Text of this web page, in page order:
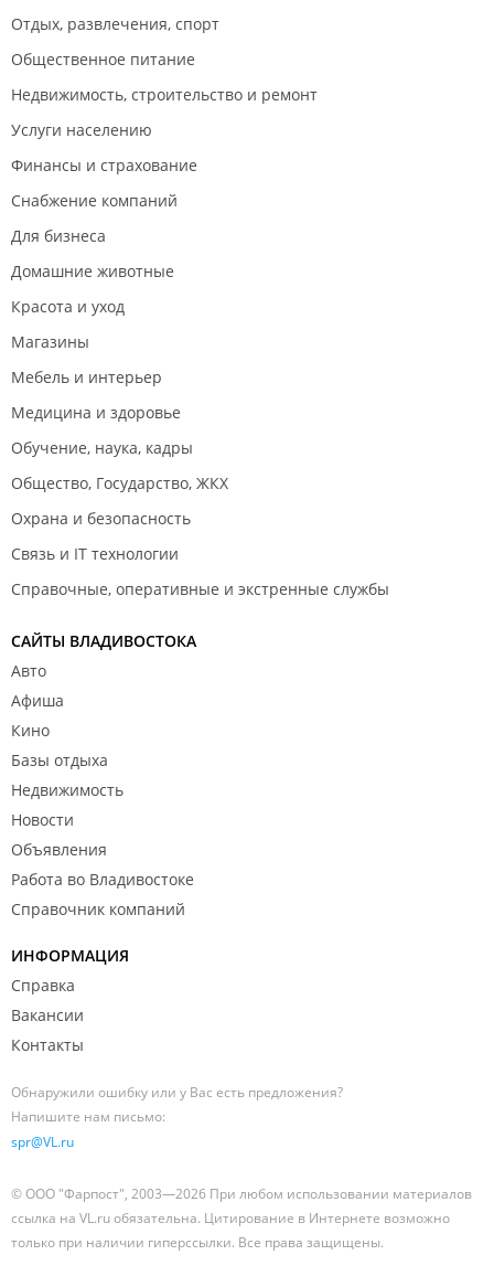
Отдых, развлечения, спорт
Общественное питание
Недвижимость, строительство и ремонт
Услуги населению
Финансы и страхование
Снабжение компаний
Для бизнеса
Домашние животные
Красота и уход
Магазины
Мебель и интерьер
Медицина и здоровье
Обучение, наука, кадры
Общество, Государство, ЖКХ
Охрана и безопасность
Связь и IT технологии
Справочные, оперативные и экстренные службы
САЙТЫ ВЛАДИВОСТОКА
Авто
Афиша
Кино
Базы отдыха
Недвижимость
Новости
Объявления
Работа во Владивостоке
Справочник компаний
ИНФОРМАЦИЯ
Справка
Вакансии
Контакты
Обнаружили ошибку или у Вас есть предложения?
Напишите нам письмо:
spr@VL.ru
© ООО "Фарпост", 2003—2026 При любом использовании материалов
ссылка на VL.ru обязательна. Цитирование в Интернете возможно
только при наличии гиперссылки. Все права защищены.